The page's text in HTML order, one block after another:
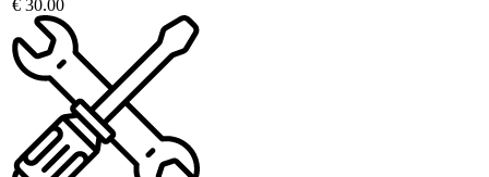
€ 30.00